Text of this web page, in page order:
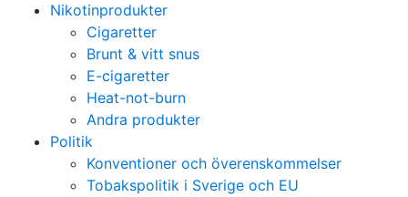
Nikotinprodukter
Cigaretter
Brunt & vitt snus
E-cigaretter
Heat-not-burn
Andra produkter
Politik
Konventioner och överenskommelser
Tobakspolitik i Sverige och EU